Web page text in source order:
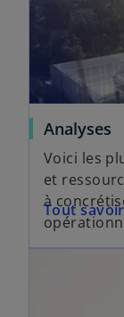
Analyses
Voici les
et
à
Tout savoir